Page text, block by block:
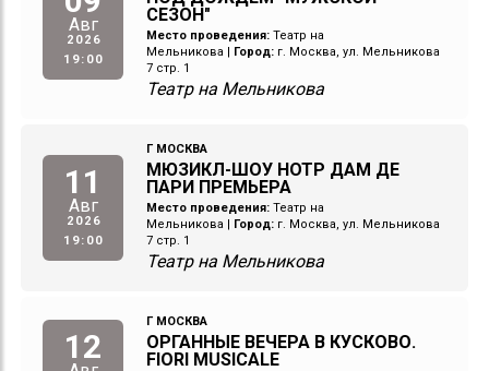
Авг
2026
19:00
СЕЗОН"
Место проведения: Театр на
Мельникова
Город: г. Москва, ул. Мельникова
7 стр. 1
Театр на Мельникова
11
Авг
2026
19:00
Г МОСКВА
МЮЗИКЛ-ШОУ НОТР ДАМ ДЕ
ПАРИ ПРЕМЬЕРА
Место проведения: Театр на
Мельникова
Город: г. Москва, ул. Мельникова
7 стр. 1
Театр на Мельникова
12
Г МОСКВА
ОРГАННЫЕ ВЕЧЕРА В КУСКОВО.
FIORI MUSICALE